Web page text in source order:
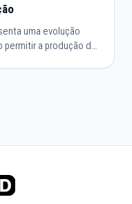
uma evolução
permitir a produção de